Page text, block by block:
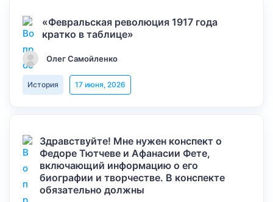
«Февральская революция 1917 года
кратко в таблице»
Олег Самойленко
История 17 июня, 2026
Здравствуйте! Мне нужен конспект о
Федоре Тютчеве и Афанасии Фете,
включающий информацию о его
биографии и творчестве. В конспекте
обязательно должны